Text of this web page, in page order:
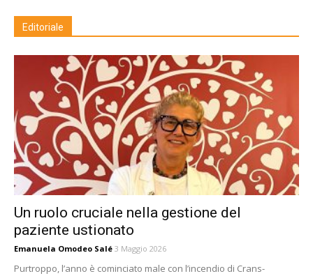
Editoriale
Un ruolo cruciale nella gestione del
paziente ustionato
Emanuela Omodeo Salé 3 Maggio 2026
Purtroppo, l’anno è cominciato male con l’incendio di Crans-